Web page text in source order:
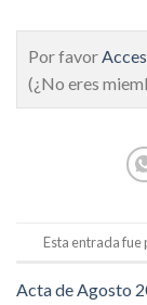
Por favor
(¿No eres
Esta entrada fue
Acta de Agosto